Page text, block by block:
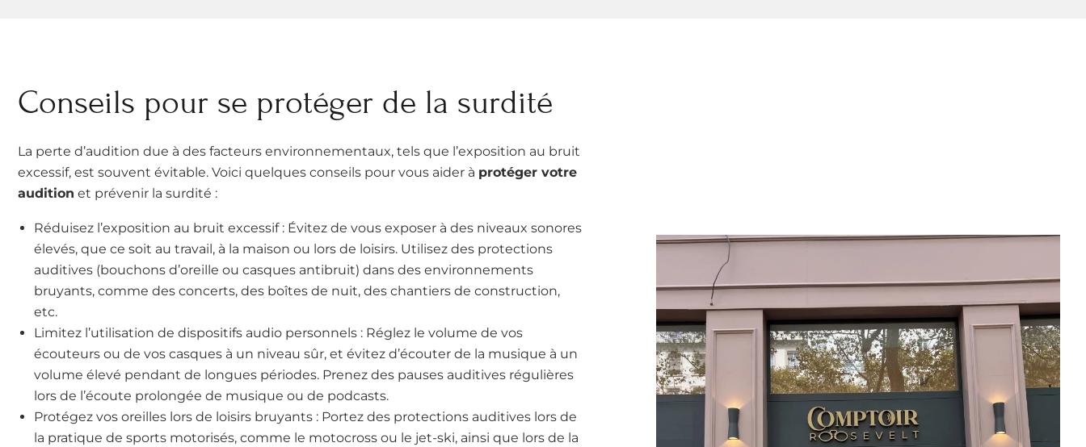
Conseils pour se protéger de la surdité
La perte d’audition due à des facteurs environnementaux, tels que l’exposition au bruit
excessif, est souvent évitable. Voici quelques conseils pour vous aider à protéger votre
audition et prévenir la surdité :
Réduisez l’exposition au bruit excessif : Évitez de vous exposer à des niveaux sonores
élevés, que ce soit au travail, à la maison ou lors de loisirs. Utilisez des protections
auditives (bouchons d’oreille ou casques antibruit) dans des environnements
bruyants, comme des concerts, des boîtes de nuit, des chantiers de construction,
etc.
Limitez l’utilisation de dispositifs audio personnels : Réglez le volume de vos
écouteurs ou de vos casques à un niveau sûr, et évitez d’écouter de la musique à un
volume élevé pendant de longues périodes. Prenez des pauses auditives régulières
lors de l’écoute prolongée de musique ou de podcasts.
Protégez vos oreilles lors de loisirs bruyants : Portez des protections auditives lors de
la pratique de sports motorisés, comme le motocross ou le jet-ski, ainsi que lors de la